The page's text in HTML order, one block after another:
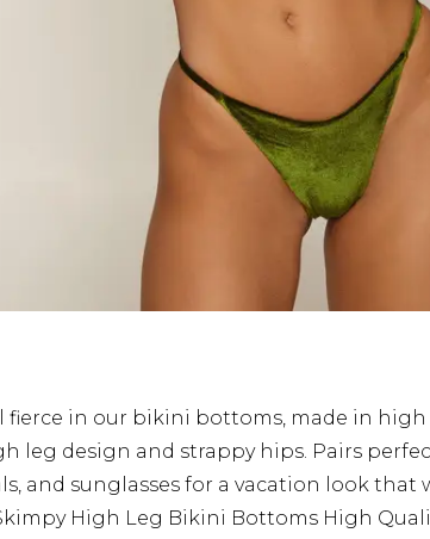
fierce in our bikini bottoms, made in high
leg design and strappy hips. Pairs
and sunglasses for a vacation look that
High Leg Bikini Bottoms High